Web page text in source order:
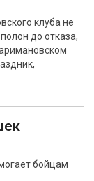
клуба не
до отказа,
бойцам